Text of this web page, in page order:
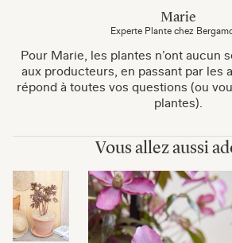
Marie
Experte Plante chez
Pour Marie, les plantes n’ont aucun
aux producteurs, en passant par les
répond à toutes vos questions (ou
plantes).
Vous allez aussi